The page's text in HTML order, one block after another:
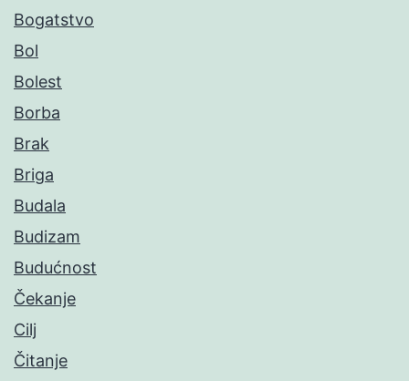
Bogatstvo
Bol
Bolest
Borba
Brak
Briga
Budala
Budizam
Budućnost
Čekanje
Cilj
Čitanje